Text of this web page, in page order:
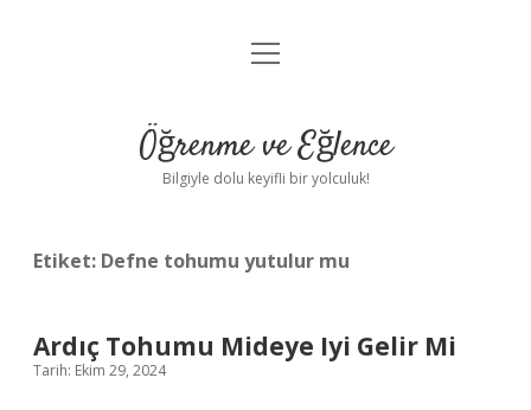
Anasayfa
Yasal Uyarı
menüyü
Öğrenme ve Eğlence
Bilgiyle dolu keyifli bir yolculuk!
Etiket: Defne tohumu yutulur mu
Ardıç Tohumu Mideye Iyi Gelir Mi
Tarih: Ekim 29, 2024